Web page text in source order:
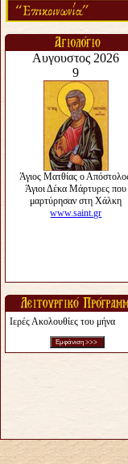
Ιερές Ακολουθίες του μήνα